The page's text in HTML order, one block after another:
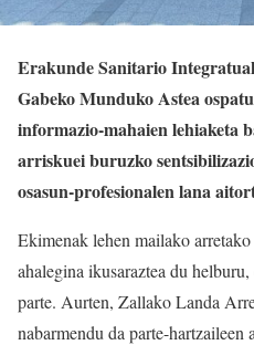
Erakunde Sanitario
Gabeko Munduko Astea
informazio-mahaien lehiaketa
arriskuei buruzko
osasun-profesionalen lana
Ekimenak lehen mailako
ahalegina ikusaraztea du
parte. Aurten, Zallako Landa
nabarmendu da parte-hartzaileen